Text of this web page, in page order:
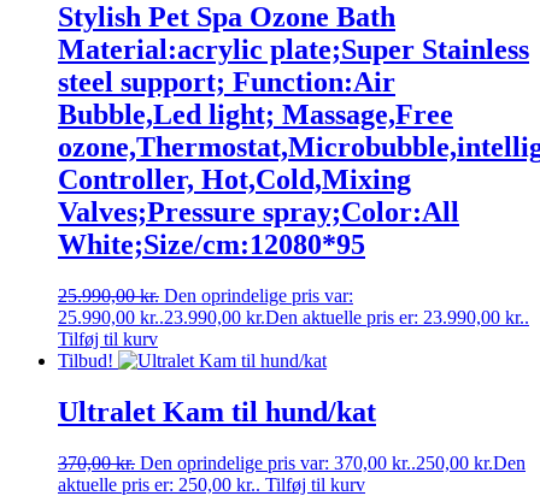
Stylish Pet Spa Ozone Bath
Material:acrylic plate;Super Stainless
steel support; Function:Air
Bubble,Led light; Massage,Free
Controller, Hot,Cold,Mixing
Valves;Pressure spray;Color:All
White;Size/cm:12080*95
25.990,00kr. Den oprindelige pris var:
25.990,00 kr..23.990,00 kr.Den aktuelle pris er: 23.990,00 kr..
Tilføj til kurv
Tilbud!
Ultralet Kam til hund/kat
370,00kr. Den oprindelige pris var: 370,00 kr..250,00 kr.Den
aktuelle pris er: 250,00 kr.. Tilføj til kurv